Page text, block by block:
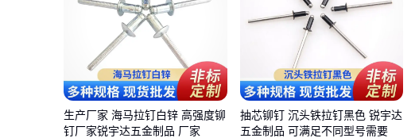
生产厂家 海马拉钉白锌 高强度铆
钉厂家锐宇达五金制品 厂家
抽芯铆钉 沉头铁拉钉黑色 锐宇达
五金制品 可满足不同型号需要